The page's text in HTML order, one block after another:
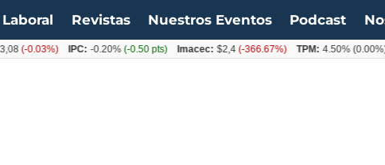
Revistas Nuestros Eventos Podcast
(-0.03%) IPC: -0.20%(-0.50 pts) Imacec: $2,4(-366.67%) TPM: 4.50%(0.00%)